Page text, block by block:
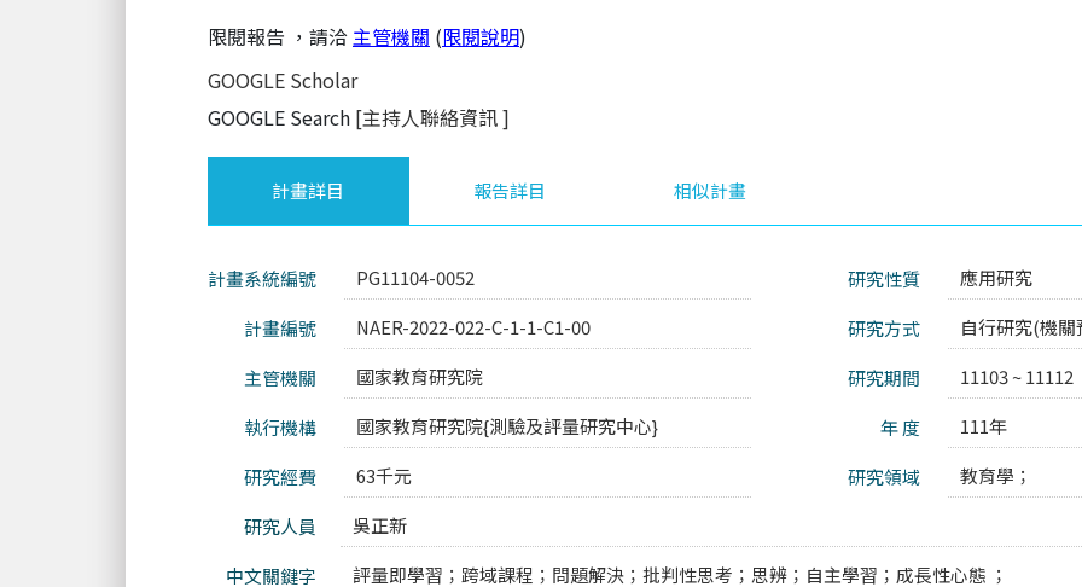
限閱報告 ，請洽主管機關 (限閱說明)
GOOGLE Scholar
GOOGLE Search [主持人聯絡資訊]
計畫詳目 報告詳目 相似計畫
計畫系統編號 PG11104-0052 研究性質
應用研究
計畫編號
NAER-2022-022-C-1-1-C1-00 研究方式
自行研究(機
主管機關
國家教育研究院 研究期間
11103 ~ 11112
執行機構
國家教育研究院{測驗及評量研究中心} 年 度
111年
研究經費
63千元 研究領域
教育學；
研究人員
吳正新
中文關鍵字
評量即學習；跨域課程；問題解決；批判性思考；思辨；自主學習；成長性心態 ；